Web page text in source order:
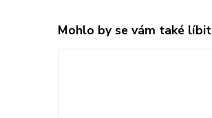
Mohlo by se vám také líbit